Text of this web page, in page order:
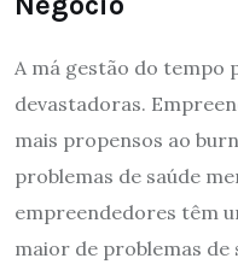
A má gestão do tempo
devastadoras.
mais propensos ao
problemas de saúde
empreendedores têm
maior de problemas de